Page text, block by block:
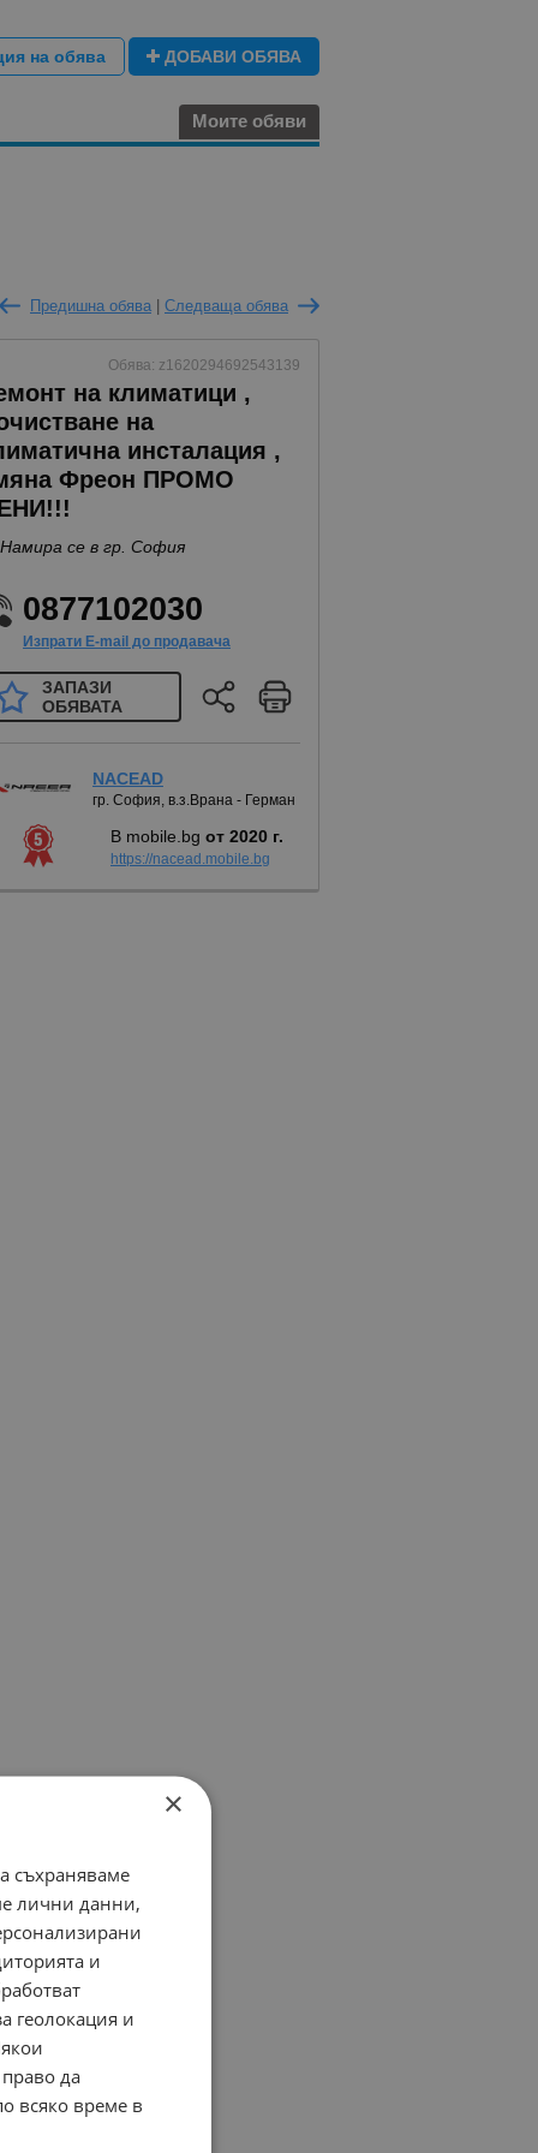
на обява ДОБАВИ ОБЯВА
Моите обяви
Предишна обява Следваща обява
на климатици ,
на
инсталация ,
Фреон ПРОМО
Обява: z1620294692543139
Намира се в гр. София
0877102030
Изпрати E-mail до продавача
ЗАПАЗИ
ОБЯВАТА
NACEAD
гр. София, в.з.Врана - Герман
В mobile.bg от 2020 г.
https://nacead.mobile.bg
×
съхраняваме
лични данни,
и
геолокация и
да
всяко време в